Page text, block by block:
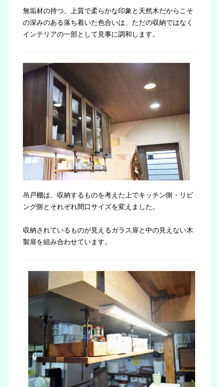
無垢材の持つ、上質で柔らかな印象と天然木だからこそ
の深みのある落ち着いた色合いは、ただの収納ではなく
インテリアの一部として見事に調和します。
吊戸棚は、収納するものを考えた上でキッチン側・リビ
ング側とそれぞれ間口サイズを変えました。
収納されているものが見えるガラス扉と中の見えない木
製扉を組み合わせています。